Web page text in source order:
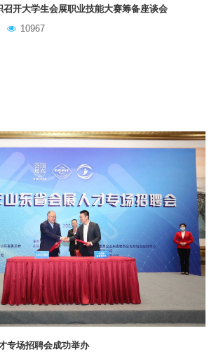
召开大学生会展职业技能大赛筹备座谈会
10967
专场招聘会成功举办